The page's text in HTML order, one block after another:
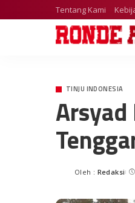
Tentang Kami
TINJU INDONESIA
Oleh : Redaksi